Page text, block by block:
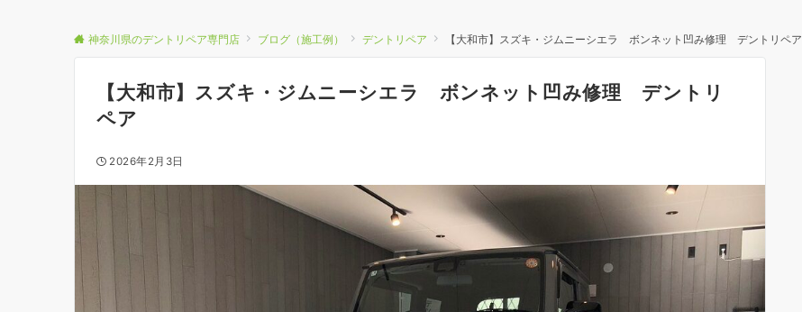
神奈川県のデントリペア専門店 ブログ（施工例） デントリペア 【大和市】スズキ・ジムニーシエラ ボンネット凹み修理 デントリペア
【大和市】スズキ・ジムニーシエラ ボンネット凹み修理 デントリ
ペア
2026年2月3日